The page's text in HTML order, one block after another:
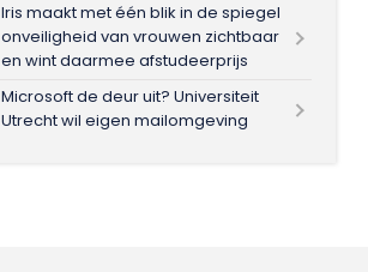
Iris maakt met één blik in de spiegel
onveiligheid van vrouwen zichtbaar
en wint daarmee afstudeerprijs
Microsoft de deur uit? Universiteit
Utrecht wil eigen mailomgeving